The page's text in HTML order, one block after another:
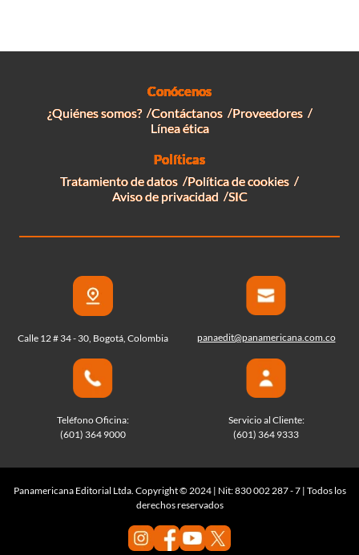
Conócenos
¿Quiénes somos?
Contáctanos
Proveedores
Línea ética
Políticas
Tratamiento de datos
Política de cookies
Aviso de privacidad
SIC
Calle 12 # 34 - 30, Bogotá, Colombia panaedit@panamericana.com.co
Teléfono Oficina:
(601) 364 9000
Servicio al Cliente:
(601) 364 9333
Panamericana Editorial Ltda. Copyright © 2024 | Nit: 830 002 287 - 7 | Todos los
derechos reservados